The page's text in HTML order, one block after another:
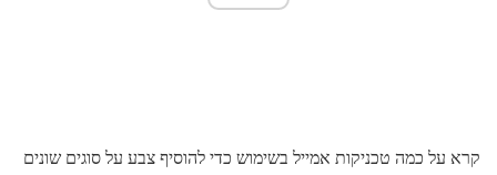
קרא על כמה טכניקות אמייל בשימוש כדי להוסיף צבע על סוגים שונים